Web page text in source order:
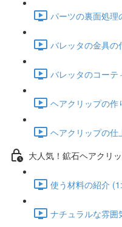
パーツの裏面処理
バレッタの金具の
バレッタのコー
ヘアクリップの
ヘアクリップの仕
大人気！鉱石ヘアクリ
使う材料の紹介
ナチュラルな雰